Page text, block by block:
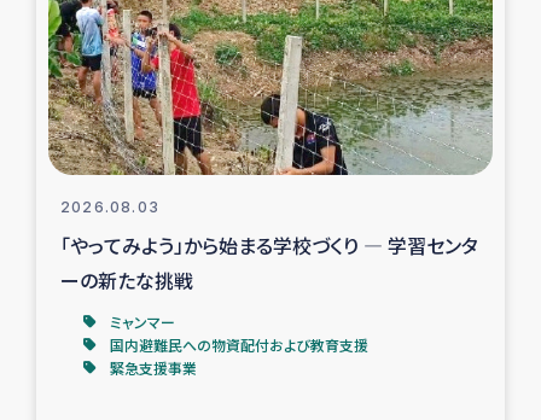
復興支援事業
民際教育事業
女性グループPIFWANITAによる食品加工事業
ガザ人道支援
令和6年能登半島地震 緊急支援
国内避難民への物資配付および教育支援
2026.08.03
「やってみよう」から始まる学校づくり ― 学習センタ
ーの新たな挑戦
ミャンマー
国内避難民への物資配付および教育支援
緊急支援事業